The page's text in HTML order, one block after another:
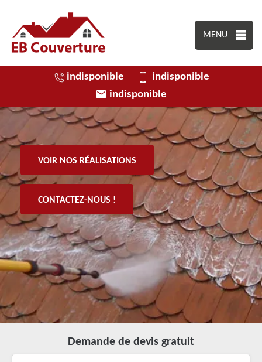
MENU
indisponible
indisponible
indisponible
VOIR NOS RÉALISATIONS
CONTACTEZ-NOUS !
Demande de devis gratuit